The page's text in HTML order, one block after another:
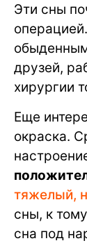
Эти сны
друзей,
хирургии
Еще
окраска.
тяжелый,
сны, к
сна под